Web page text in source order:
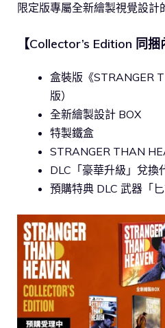
限定版專屬全新繪製視覺設計
【Collector’s Edition 同捆
盒裝版《STRANGER
版）
全新繪製設計 BOX
特製鐵盒
STRANGER THAN
DLC「豪華升級」兌換
預購特典 DLC 武器「